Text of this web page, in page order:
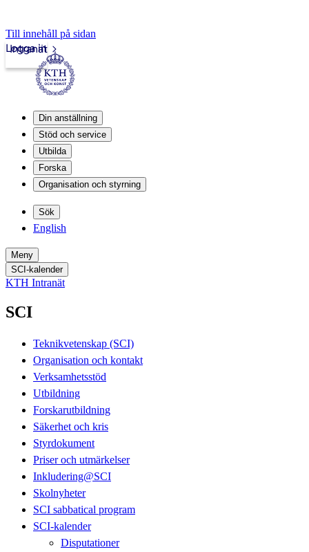
Till innehåll på sidan
Intranät
Logga in
Din anställning
Stöd och service
Utbilda
Forska
Organisation och styrning
Sök
English
Meny
SCI-kalender
KTH Intranät
SCI
Teknikvetenskap (SCI)
Organisation och kontakt
Verksamhetsstöd
Utbildning
Forskarutbildning
Säkerhet och kris
Styrdokument
Priser och utmärkelser
Inkludering@SCI
Skolnyheter
SCI sabbatical program
SCI-kalender
Disputationer